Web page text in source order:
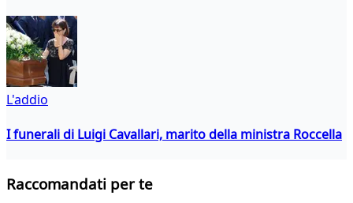
L'addio
I funerali di Luigi Cavallari, marito della ministra Roccella
Raccomandati per te